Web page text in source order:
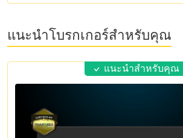
แนะนำโบรกเกอร์สำหรับคุณ
แนะนำสำหรับคุณ